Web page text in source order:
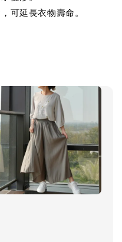
可延長衣物壽命。